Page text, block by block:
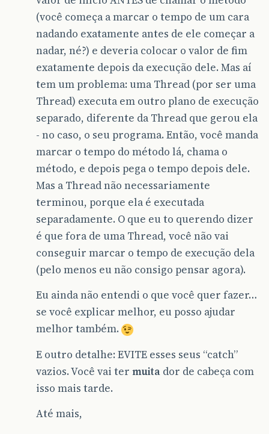
(você começa a marcar o tempo de um cara
nadando exatamente antes de ele começar a
nadar, né?) e deveria colocar o valor de fim
exatamente depois da execução dele. Mas aí
tem um problema: uma Thread (por ser uma
Thread) executa em outro plano de execução
separado, diferente da Thread que gerou ela
- no caso, o seu programa. Então, você manda
marcar o tempo do método lá, chama o
método, e depois pega o tempo depois dele.
Mas a Thread não necessariamente
terminou, porque ela é executada
separadamente. O que eu to querendo dizer
é que fora de uma Thread, você não vai
conseguir marcar o tempo de execução dela
(pelo menos eu não consigo pensar agora).
Eu ainda não entendi o que você quer fazer…
se você explicar melhor, eu posso ajudar
melhor também.
E outro detalhe: EVITE esses seus “catch”
vazios. Você vai ter muita dor de cabeça com
isso mais tarde.
Até mais,